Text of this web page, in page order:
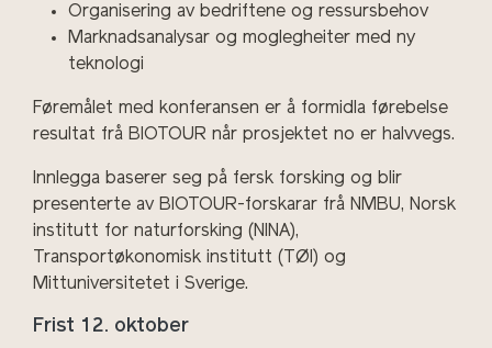
Organisering av bedriftene og ressursbehov
Marknadsanalysar og moglegheiter med ny
teknologi
Føremålet med konferansen er å formidla førebelse
resultat frå BIOTOUR når prosjektet no er halvvegs.
Innlegga baserer seg på fersk forsking og blir
presenterte av BIOTOUR-forskarar frå NMBU, Norsk
institutt for naturforsking (NINA),
Transportøkonomisk institutt (TØI) og
Mittuniversitetet i Sverige.
Frist 12. oktober